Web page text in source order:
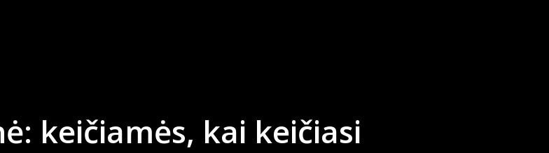
keičiamės, kai keičiasi